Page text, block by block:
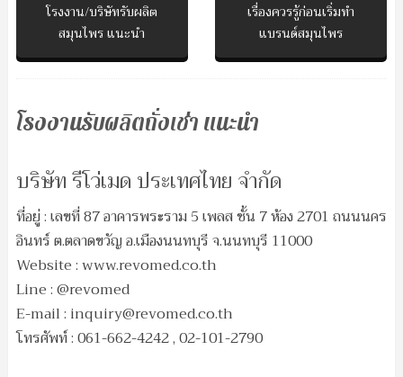
โรงงาน/บริษัทรับผลิต
สมุนไพร แนะนำ
เรื่องควรรู้ก่อนเริ่มทำ
แบรนด์สมุนไพร
โรงงานรับผลิตถั่งเช่า แนะนำ
บริษัท รีโว่เมด ประเทศไทย จำกัด
ที่อยู่ : เลขที่ 87 อาคารพระราม 5 เพลส ชั้น 7 ห้อง 2701 ถนนนคร
อินทร์ ต.ตลาดขวัญ อ.เมืองนนทบุรี จ.นนทบุรี 11000
Website : www.revomed.co.th
Line : @revomed
E-mail : inquiry@revomed.co.th
โทรศัพท์ : 061-662-4242 , 02-101-2790